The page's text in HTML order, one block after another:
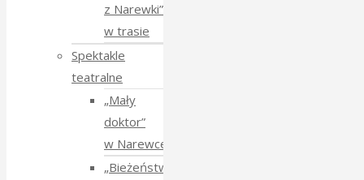
z Narewki”
w trasie
Spektakle
teatralne
„Mały
doktor”
w Narewce
„Bieżeństwo